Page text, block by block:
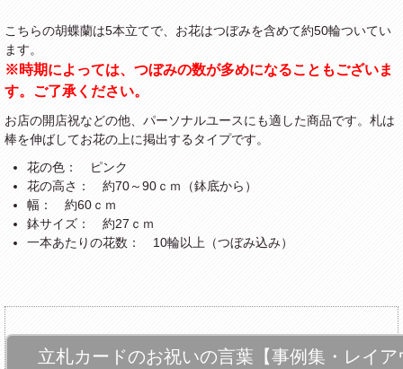
こちらの胡蝶蘭は5本立てで、お花はつぼみを含めて約50輪ついてい
ます。
※時期によっては、つぼみの数が多めになることもございま
す。ご了承ください。
お店の開店祝などの他、パーソナルユースにも適した商品です。札は
棒を伸ばしてお花の上に掲出するタイプです。
花の色： ピンク
花の高さ： 約70～90ｃｍ（鉢底から）
幅： 約60ｃｍ
鉢サイズ： 約27ｃｍ
一本あたりの花数： 10輪以上（つぼみ込み）
立札カードのお祝いの言葉【事例集・レイア